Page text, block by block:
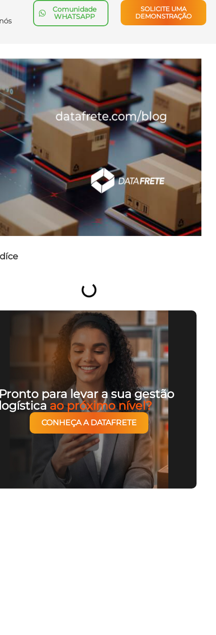
Comunidade
WHATSAPP
SOLICITE UMA
DEMONSTRAÇÃO
Pronto para levar a sua gestão
logística ao próximo nível?
CONHEÇA A DATAFRETE